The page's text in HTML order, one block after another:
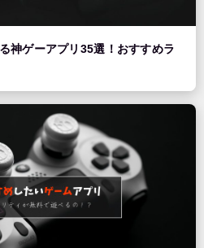
神ゲーアプリ35選！おすすめラ